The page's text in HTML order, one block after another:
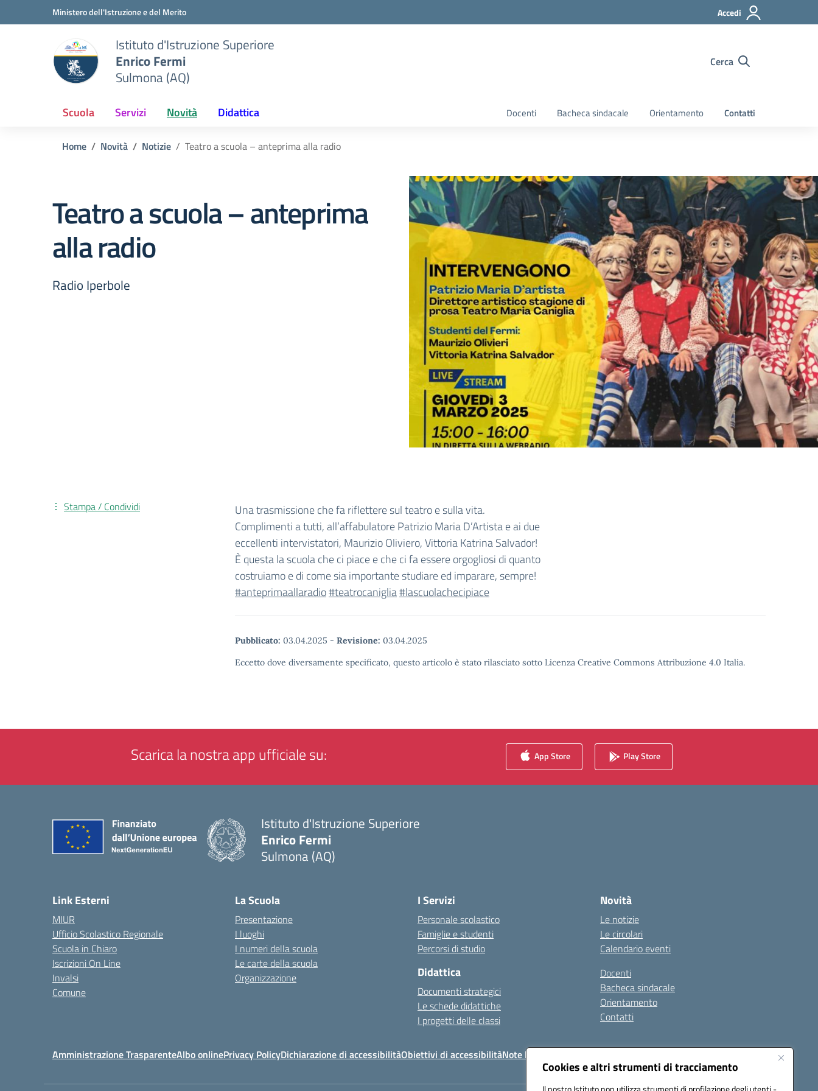
Cookies e altri strumenti di tracciamento
Vai ai contenuti
Vai al menu di navigazioneMinistero dell'Istruzione e del Merito Accedi
Istituto d'Istruzione Superiore
Enrico Fermi
Sulmona (AQ)
Cerca
Scuola Servizi Novità Didattica Docenti Bacheca sindacale Orientamento Contatti
Home Novità Notizie Teatro a scuola – anteprima alla radio
Teatro a scuola – anteprima
alla radio
Radio Iperbole
Una trasmissione che fa riflettere sul teatro e sulla vita.
Complimenti a tutti, all’affabulatore Patrizio Maria D’Artista e ai due
eccellenti intervistatori, Maurizio Oliviero, Vittoria Katrina Salvador!
È questa la scuola che ci piace e che ci fa essere orgogliosi di quanto
costruiamo e di come sia importante studiare ed imparare, sempre!
#anteprimaallaradio#teatrocaniglia#lascuolachecipiace
Pubblicato: 03.04.2025 - Revisione: 03.04.2025
Eccetto dove diversamente specificato, questo articolo è stato rilasciato sotto Licenza Creative Commons Attribuzione 4.0 Italia.
Stampa / Condividi
Scarica la nostra app ufficiale su: App Store Play Store
Istituto d'Istruzione Superiore
Enrico Fermi
Sulmona (AQ)
Link Esterni
MIUR
Ufficio Scolastico Regionale
Scuola in Chiaro
Iscrizioni On Line
Invalsi
Comune
La Scuola
Presentazione
I luoghi
I numeri della scuola
Le carte della scuola
Organizzazione
I Servizi
Personale scolastico
Famiglie e studenti
Percorsi di studio
Didattica
Documenti strategici
Le schede didattiche
I progetti delle classi
Novità
Le notizie
Le circolari
Calendario eventi
Docenti
Bacheca sindacale
Orientamento
Contatti
Amministrazione TrasparenteAlbo onlinePrivacy PolicyDichiarazione di accessibilitàObiettivi di accessibilitàNote legali